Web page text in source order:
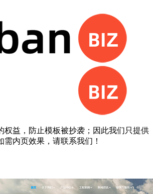
权益，防止模板被抄袭；因此我们只提供
需内页效果，请联系我们！